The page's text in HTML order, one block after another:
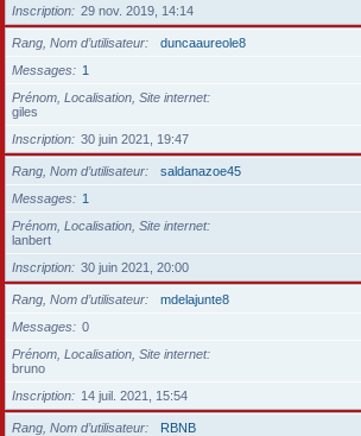
Inscription 29 nov. 2019, 14:14
Rang, Nom d’utilisateur
duncaaureole8
Messages
1
Prénom, Localisation, Site internet
giles
Inscription
30 juin 2021, 19:47
Rang, Nom d’utilisateur
saldanazoe45
Messages
1
Prénom, Localisation, Site internet
lanbert
Inscription
30 juin 2021, 20:00
Rang, Nom d’utilisateur
mdelajunte8
Messages
0
Prénom, Localisation, Site internet
bruno
Inscription
14 juil. 2021, 15:54
Rang, Nom d’utilisateur
RBNB